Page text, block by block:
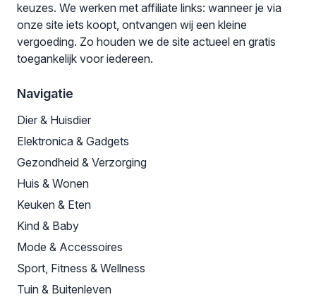
keuzes. We werken met affiliate links: wanneer je via
onze site iets koopt, ontvangen wij een kleine
vergoeding. Zo houden we de site actueel en gratis
toegankelijk voor iedereen.
Navigatie
Dier & Huisdier
Elektronica & Gadgets
Gezondheid & Verzorging
Huis & Wonen
Keuken & Eten
Kind & Baby
Mode & Accessoires
Sport, Fitness & Wellness
Tuin & Buitenleven